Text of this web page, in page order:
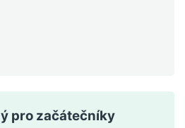
pro začátečníky